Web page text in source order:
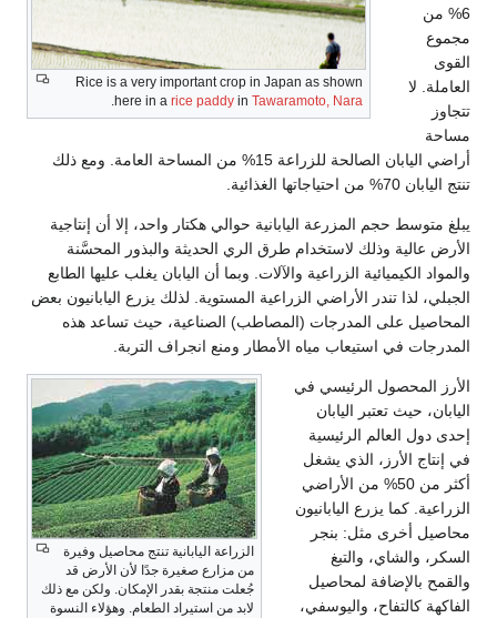
Rice is a very important crop in Japan as shown
here in a rice paddy in Tawaramoto, Nara
.
6% من
مجموع
القوى
العاملة. لا
تتجاوز
مساحة
أراضي اليابان الصالحة للزراعة 15% من المساحة العامة. ومع ذلك
تنتج اليابان 70% من احتياجاتها الغذائية.
يبلغ متوسط حجم المزرعة اليابانية حوالي هكتار واحد، إلا أن إنتاجية
الأرض عالية وذلك لاستخدام طرق الري الحديثة والبذور المحسَّنة
والمواد الكيميائية الزراعية والآلات. وبما أن اليابان يغلب عليها الطابع
الجبلي، لذا تندر الأراضي الزراعية المستوية. لذلك يزرع اليابانيون بعض
المحاصيل على المدرجات (المصاطب) الصناعية، حيث تساعد هذه
المدرجات في استيعاب مياه الأمطار ومنع انجراف التربة.
الزراعة اليابانية تنتج محاصيل وفيرة
من مزارع صغيرة جدًا لأن الأرض قد
جُعلت منتجة بقدر الإمكان. ولكن مع ذلك
لابد من استيراد الطعام. وهؤلاء النسوة
الأرز المحصول الرئيسي في
اليابان، حيث تعتبر اليابان
إحدى دول العالم الرئيسية
في إنتاج الأرز، الذي يشغل
أكثر من 50% من الأراضي
الزراعية. كما يزرع اليابانيون
محاصيل أخرى مثل: بنجر
السكر، والشاي، والتبغ
والقمح بالإضافة لمحاصيل
الفاكهة كالتفاح، واليوسفي،